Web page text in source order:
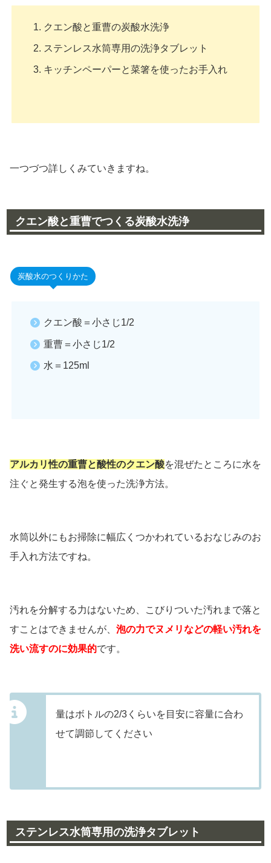
クエン酸と重曹の炭酸水洗浄
ステンレス水筒専用の洗浄タブレット
キッチンペーパーと菜箸を使ったお手入れ
一つづつ詳しくみていきますね。
クエン酸と重曹でつくる炭酸水洗浄
炭酸水のつくりかた
クエン酸＝小さじ1/2
重曹＝小さじ1/2
水＝125ml
アルカリ性の重曹と酸性のクエン酸を混ぜたところに水を
注ぐと発生する泡を使った洗浄方法。
水筒以外にもお掃除に幅広くつかわれているおなじみのお
手入れ方法ですね。
汚れを分解する力はないため、こびりついた汚れまで落と
すことはできませんが、 泡の力でヌメリなどの軽い汚れを
洗い流すのに効果的です。
量はボトルの2/3くらいを目安に容量に合わ
せて調節してください
ステンレス水筒専用の洗浄タブレット